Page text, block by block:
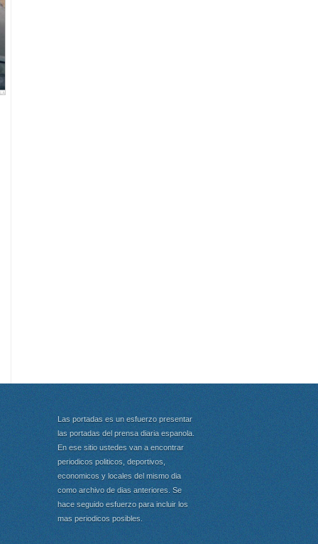
Las portadas es un esfuerzo presentar
las portadas del prensa diaria espanola.
En ese sitio ustedes van a encontrar
periodicos politicos, deportivos,
economicos y locales del mismo dia
como archivo de dias anteriores. Se
hace seguido esfuerzo para incluir los
mas periodicos posibles.